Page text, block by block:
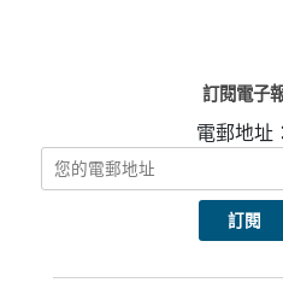
訂閱電子
電郵地址：